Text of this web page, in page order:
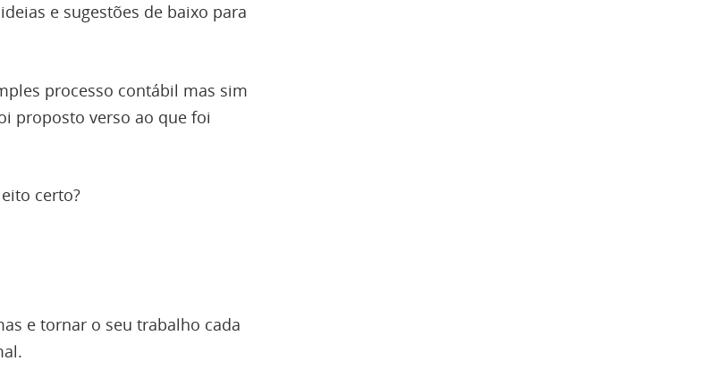
e sugestões de baixo para
processo contábil mas sim
proposto verso ao que foi
certo?
e tornar o seu trabalho cada